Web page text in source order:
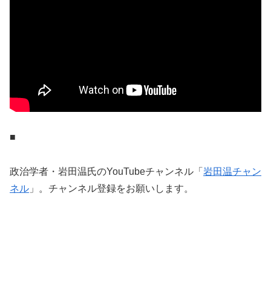
■
政治学者・岩田温氏のYouTubeチャンネル「 岩田温チャン
ネル 」。チャンネル登録をお願いします。